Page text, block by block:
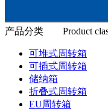
产品分类 Product
可堆式周转箱
可插式周转箱
储纳箱
折叠式周转箱
EU周转箱